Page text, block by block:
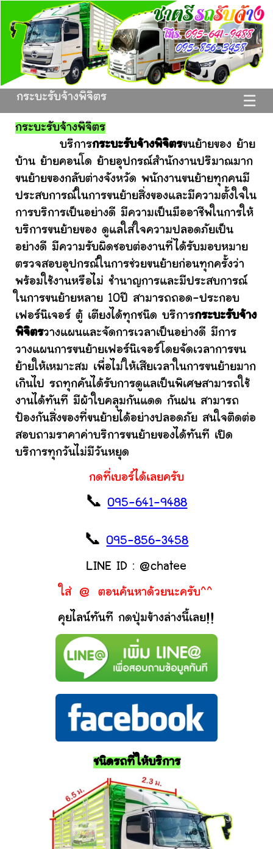
☰
กระบะรับจ้างพิจิตร
กระบะรับจ้างพิจิตร
บริการกระบะรับจ้างพิจิตรขนย้ายของ ย้าย
บ้าน ย้ายคอนโด ย้ายอุปกรณ์สำนักงานปริมาณมาก
ขนย้ายของกลับต่างจังหวัด พนักงานขนย้ายทุกคนมี
ประสบการณ์ในการขนย้ายสิ่งของและมีความตั้งใจใน
การบริการเป็นอย่างดี มีความเป็นมืออาชีพในการให้
บริการขนย้ายของ ดูแลใส่ใจความปลอดภัยเป็น
อย่างดี มีความรับผิดชอบต่องานที่ได้รับมอบหมาย
ตรวจสอบอุปกรณ์ในการช่วยขนย้ายก่อนทุกครั้งว่า
พร้อมใช้งานหรือไม่ ชำนาญการและมีประสบการณ์
ในการขนย้ายหลาย 10ปี สามารถถอด-ประกอบ
เฟอร์นิเจอร์ ตู้ เตียงได้ทุกชนิด บริการกระบะรับจ้าง
พิจิตรวางแผนและจัดการเวลาเป็นอย่างดี มีการ
วางแผนการขนย้ายเฟอร์นิเจอร์โดยจัดเวลาการขน
ย้ายให้เหมาะสม เพื่อไม่ให้เสียเวลาในการขนย้ายมาก
เกินไป รถทุกคันได้รับการดูแลเป็นพิเศษสามารถใช้
งานได้ทันที มีผ้าใบคลุมกันแดด กันฝน สามารถ
ป้องกันสิ่งของที่ขนย้ายได้อย่างปลอดภัย สนใจติดต่อ
สอบถามราคาค่าบริการขนย้ายของได้ทันที เปิด
บริการทุกวันไม่มีวันหยุด
กดที่เบอร์ได้เลยครับ
📞095-641-9488
📞095-856-3458
LINE ID : @chatee
ใส่ @ ตอนค้นหาด้วยนะครับ^^
คุยไลน์ทันที กดปุ่มข้างล่างนี้เลย!!
ชนิดรถที่ให้บริการ